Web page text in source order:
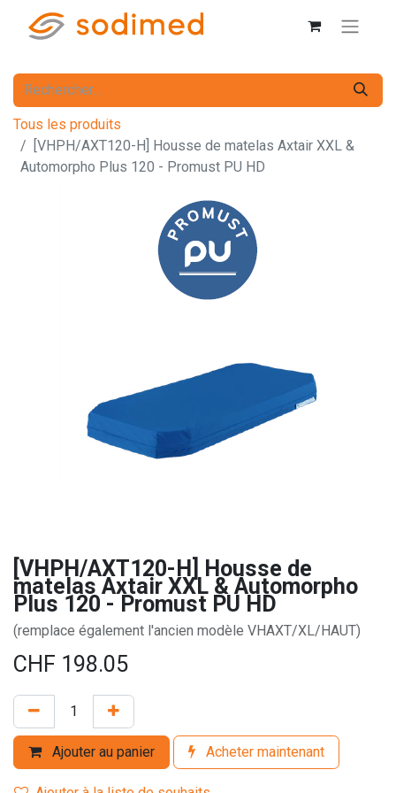
Tous les produits
[VHPH/AXT120-H] Housse de matelas Axtair XXL &
Automorpho Plus 120 - Promust PU HD
[VHPH/AXT120-H] Housse de
matelas Axtair XXL & Automorpho
Plus 120 - Promust PU HD
(remplace également l'ancien modèle VHAXT/XL/HAUT)
CHF 198.05
Ajouter au panier Acheter maintenant